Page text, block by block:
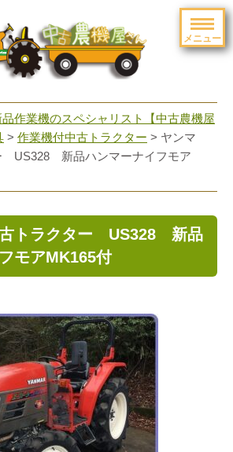
メニュー
作業機のスペシャリスト【中古農機屋
> 作業機付中古トラクター > ヤンマ
US328 新品ハンマーナイフモア
トラクター US328 新品
モアMK165付